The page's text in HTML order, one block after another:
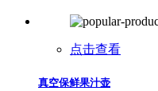
点击查看
真空保鲜果汁壶